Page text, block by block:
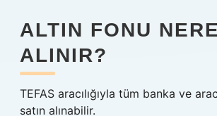
ALTIN FONU
ALINIR?
TEFAS aracılığıyla tüm banka ve
satın alınabilir.